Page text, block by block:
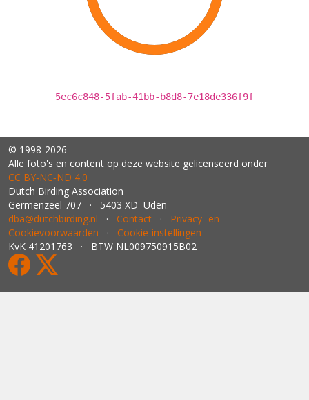
5ec6c848-5fab-41bb-b8d8-7e18de336f9f
© 1998-2026
Alle foto's en content op deze website gelicenseerd onder
CC BY‑NC‑ND 4.0
Dutch Birding Association
Germenzeel 707 · 5403 XD Uden
dba@dutchbirding.nl · Contact · Privacy- en
Cookievoorwaarden · Cookie-instellingen
KvK 41201763 · BTW NL009750915B02